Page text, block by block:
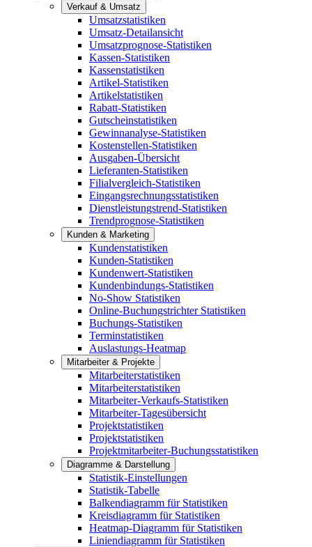
Verkauf & Umsatz
Umsatzstatistiken
Umsatz-Detailansicht
Umsatzprognose-Statistiken
Kassen-Statistiken
Kassenstatistiken
Artikel-Statistiken
Artikelstatistiken
Rabatt-Statistiken
Gutscheinstatistiken
Gewinnanalyse-Statistiken
Kostenstellen-Statistiken
Ausgaben-Übersicht
Lieferanten-Statistiken
Filialvergleich-Statistiken
Eingangsrechnungsstatistiken
Dienstleistungstrend-Statistiken
Trendprognose-Statistiken
Kunden & Marketing
Kundenstatistiken
Kunden-Statistiken
Kundenwert-Statistiken
Kundenbindungs-Statistiken
No-Show Statistiken
Online-Buchungstrichter Statistiken
Buchungs-Statistiken
Terminstatistiken
Auslastungs-Heatmap
Mitarbeiter & Projekte
Mitarbeiterstatistiken
Mitarbeiterstatistiken
Mitarbeiter-Verkaufs-Statistiken
Mitarbeiter-Tagesübersicht
Projektstatistiken
Projektstatistiken
Projektmitarbeiter-Buchungsstatistiken
Diagramme & Darstellung
Statistik-Einstellungen
Statistik-Tabelle
Balkendiagramm für Statistiken
Kreisdiagramm für Statistiken
Heatmap-Diagramm für Statistiken
Liniendiagramm für Statistiken